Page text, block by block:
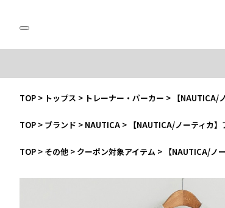
TOP > トップス > トレーナー・パーカー > 【NAUTICA/
TOP > ブランド > NAUTICA > 【NAUTICA/ノーティカ
TOP > その他 > クーポン対象アイテム > 【NAUTICA/ノ